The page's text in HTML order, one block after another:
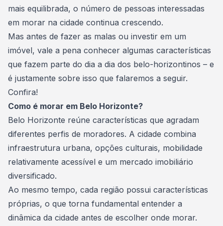
mais equilibrada, o número de pessoas interessadas
em morar na cidade continua crescendo.
Mas antes de fazer as malas ou investir em um
imóvel, vale a pena conhecer algumas características
que fazem parte do dia a dia dos belo-horizontinos – e
é justamente sobre isso que falaremos a seguir.
Confira!
Como é morar em Belo Horizonte?
Belo Horizonte reúne características que agradam
diferentes perfis de moradores. A cidade combina
infraestrutura urbana, opções culturais, mobilidade
relativamente acessível e um mercado imobiliário
diversificado.
Ao mesmo tempo, cada região possui características
próprias, o que torna fundamental entender a
dinâmica da cidade antes de escolher onde morar.